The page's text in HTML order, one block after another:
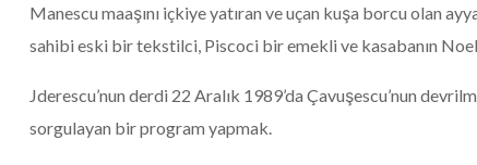
Manescu maaşını içkiye yatıran ve uçan kuşa borcu olan
sahibi eski bir tekstilci, Piscoci bir emekli ve kasabanın Noel
Jderescu’nun derdi 22 Aralık 1989’da Çavuşescu’nun
sorgulayan bir program yapmak.